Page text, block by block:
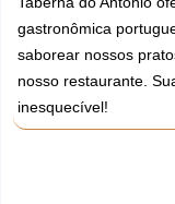
gastronômica
saborear nossos
nosso restaurante.
inesquecível!